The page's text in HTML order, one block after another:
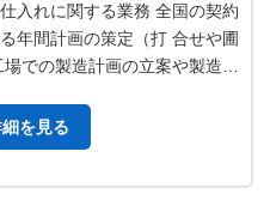
入れに関する業務 全国の契約
年間計画の策定（打 合せや圃
での製造計画の立案や製造現
を見る